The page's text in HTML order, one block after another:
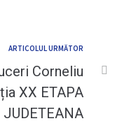
ARTICOLUL URMĂTOR
Corneliu
XX ETAPA
JUDETEANA